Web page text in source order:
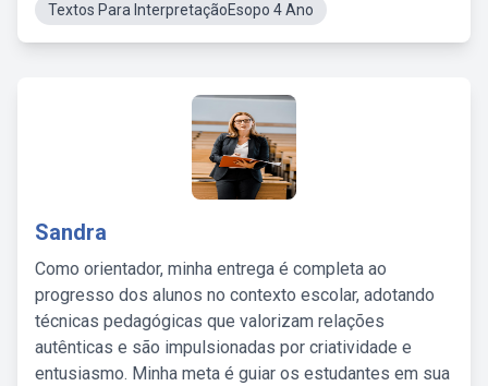
Textos Para InterpretaçãoEsopo 4 Ano
Sandra
Como orientador, minha entrega é completa ao
progresso dos alunos no contexto escolar, adotando
técnicas pedagógicas que valorizam relações
autênticas e são impulsionadas por criatividade e
entusiasmo. Minha meta é guiar os estudantes em sua